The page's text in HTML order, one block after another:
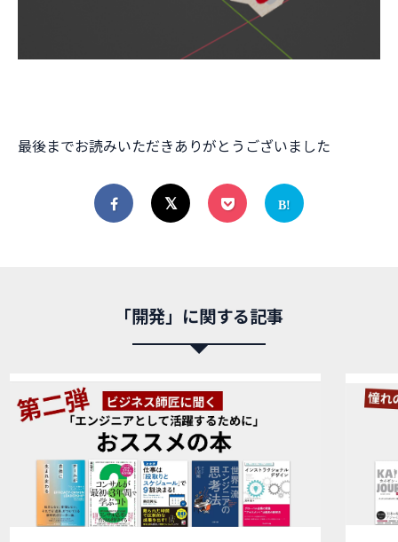
最後までお読みいただきありがとうございました
「開発」に関する記事